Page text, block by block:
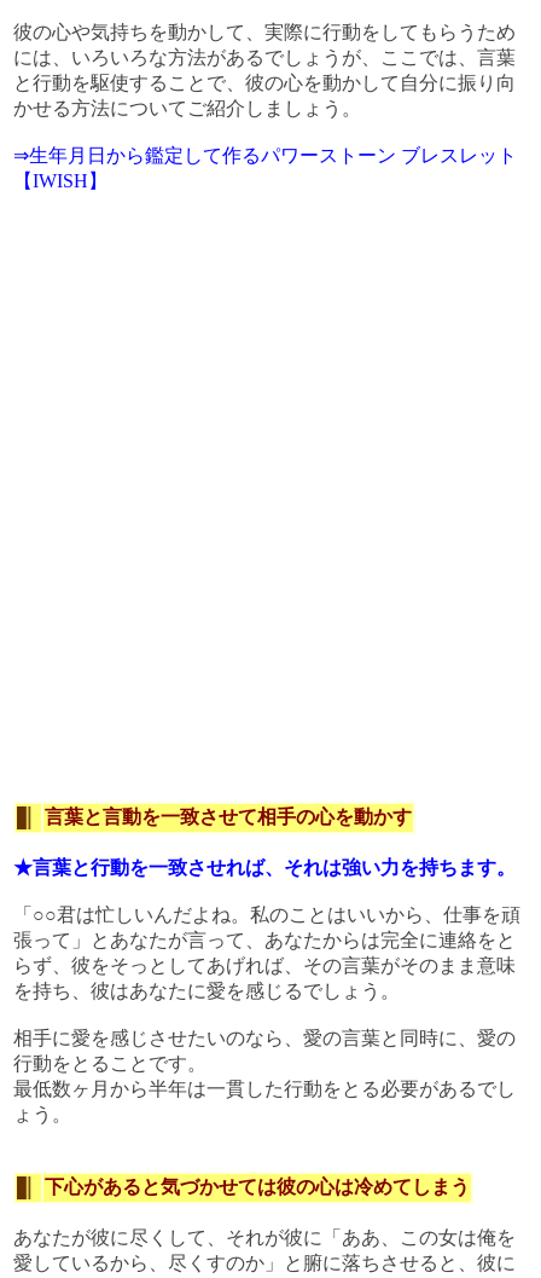
彼の心や気持ちを動かして、実際に行動をしてもらうため
には、いろいろな方法があるでしょうが、ここでは、言葉
と行動を駆使することで、彼の心を動かして自分に振り向
かせる方法についてご紹介しましょう。
⇒生年月日から鑑定して作るパワーストーン ブレスレット
【IWISH】
言葉と言動を一致させて相手の心を動かす
★言葉と行動を一致させれば、それは強い力を持ちます。
「○○君は忙しいんだよね。私のことはいいから、仕事を頑
張って」とあなたが言って、あなたからは完全に連絡をと
らず、彼をそっとしてあげれば、その言葉がそのまま意味
を持ち、彼はあなたに愛を感じるでしょう。
相手に愛を感じさせたいのなら、愛の言葉と同時に、愛の
行動をとることです。
最低数ヶ月から半年は一貫した行動をとる必要があるでし
ょう。
下心があると気づかせては彼の心は冷めてしまう
あなたが彼に尽くして、それが彼に「ああ、この女は俺を
愛しているから、尽くすのか」と腑に落ちさせると、彼に